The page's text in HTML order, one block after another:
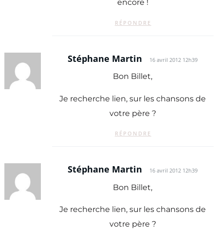
encore !
RÉPONDRE
Stéphane Martin 16 avril 2012 12h39
Bon Billet,
Je recherche lien, sur les chansons de
votre père ?
RÉPONDRE
Stéphane Martin 16 avril 2012 12h39
Bon Billet,
Je recherche lien, sur les chansons de
votre père ?